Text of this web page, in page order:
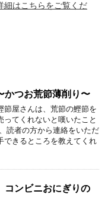
細はこちらをご覧くだ
つお荒節薄削り〜
節屋さんは、荒節の鰹節を
ってくれないと嘆いたこと
読者の方から連絡をいただ
できるところを教えてくれ
コンビニおにぎりの